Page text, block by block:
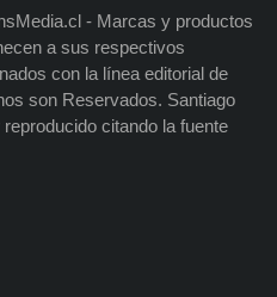
- Marcas y productos
a sus respectivos
con la línea editorial de
son Reservados. Santiago
citando la fuente